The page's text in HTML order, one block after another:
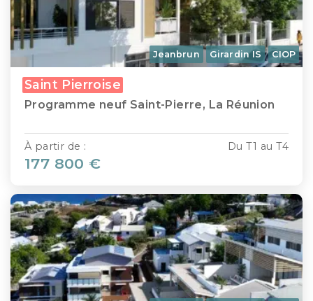
Jeanbrun Girardin IS CIOP
Saint Pierroise
Programme neuf Saint-Pierre, La Réunion
Du T1 au T4
À partir de :
177 800 €